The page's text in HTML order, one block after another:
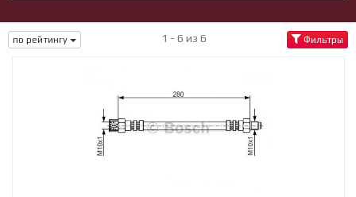
по рейтингу 1 - 6 из 6 Фильтры